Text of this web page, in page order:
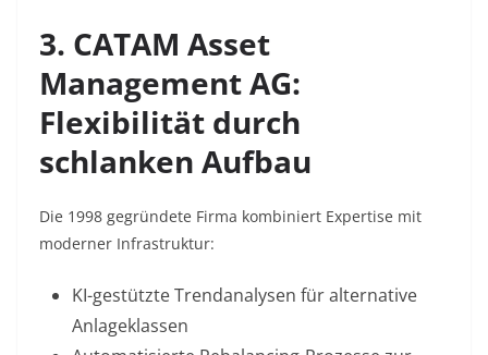
3. CATAM Asset
Management AG:
Flexibilität durch
schlanken Aufbau
Die 1998 gegründete Firma kombiniert Expertise mit
moderner Infrastruktur:
KI-gestützte Trendanalysen für alternative
Anlageklassen